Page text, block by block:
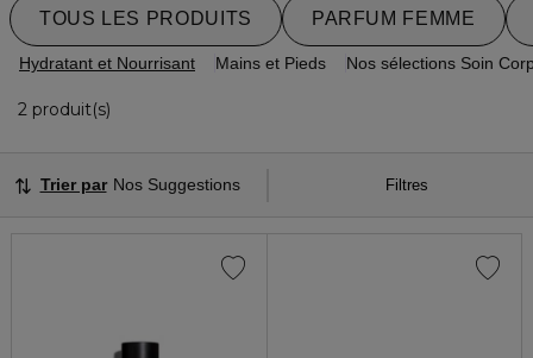
TOUS LES PRODUITS PARFUM FEMME
Hydratant et Nourrisant Mains et Pieds Nos sélections Soin
2 produit(s)
Filtres
Trier par Nos Suggestions